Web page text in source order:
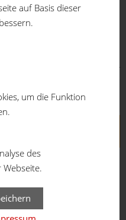
auf Basis dieser
um die Funktion
des